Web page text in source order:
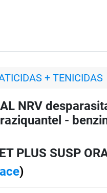
+ TENICIDAS
NRV
-
PLUS SUSP
)